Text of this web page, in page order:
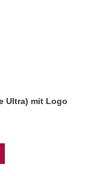
Ultra) mit Logo